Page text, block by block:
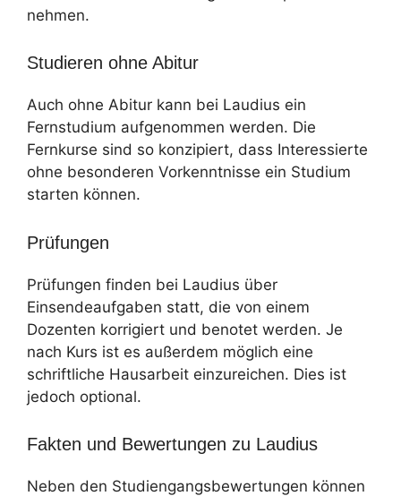
nehmen.
Studieren ohne Abitur
Auch ohne Abitur kann bei Laudius ein
Fernstudium aufgenommen werden. Die
Fernkurse sind so konzipiert, dass Interessierte
ohne besonderen Vorkenntnisse ein Studium
starten können.
Prüfungen
Prüfungen finden bei Laudius über
Einsendeaufgaben statt, die von einem
Dozenten korrigiert und benotet werden. Je
nach Kurs ist es außerdem möglich eine
schriftliche Hausarbeit einzureichen. Dies ist
jedoch optional.
Fakten und Bewertungen zu Laudius
Neben den Studiengangsbewertungen können